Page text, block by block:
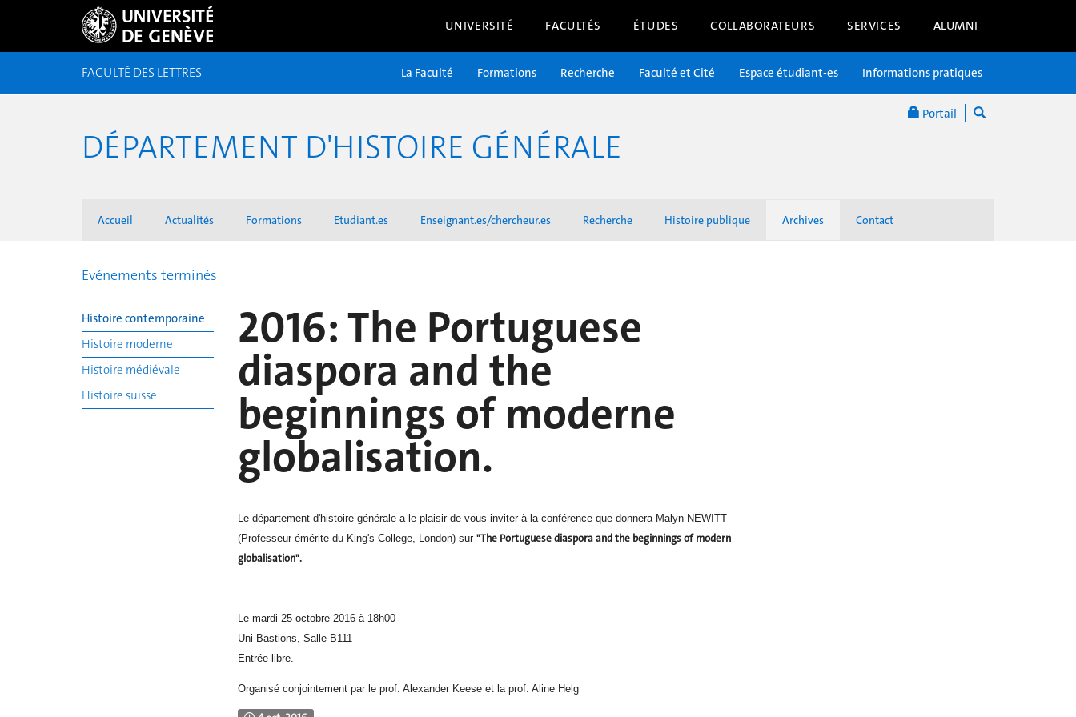
UNIVERSITÉ FACULTÉS ÉTUDES COLLABORATEURS SERVICES ALUMNI
Portail
FACULTÉ DES LETTRES La Faculté Formations Recherche Faculté et Cité Espace étudiant-es Informations pratiques
DÉPARTEMENT D'HISTOIRE GÉNÉRALE
Accueil Actualités Formations Etudiant.es Enseignant.es/chercheur.es Recherche Histoire publique Archives Contact
Evénements terminés
Histoire contemporaine
Histoire moderne
Histoire médiévale
Histoire suisse
2016: The Portuguese
diaspora and the
beginnings of moderne
globalisation.
Le département d'histoire générale a le plaisir de vous inviter à la conférence que donnera Malyn NEWITT
(Professeur émérite du King's College, London) sur "The Portuguese diaspora and the beginnings of modern
globalisation".
Le mardi 25 octobre 2016 à 18h00
Uni Bastions, Salle B111
Entrée libre.
Organisé conjointement par le prof. Alexander Keese et la prof. Aline Helg